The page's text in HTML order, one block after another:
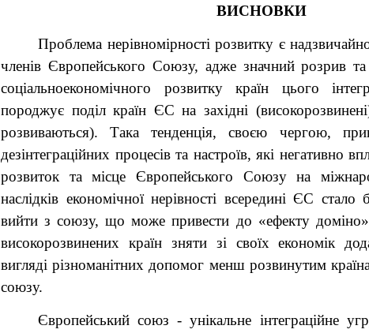
ВИСНОВКИ
Проблема нерівномірності розвитку є
членів Європейського Союзу, адже значний розрив та
соціальноекономічного розвитку країн цього
породжує поділ країн ЄС на західні
розвиваються). Така тенденція, своєю чергою,
дезінтеграційних процесів та настроїв, які негативно
розвиток та місце Європейського Союзу на
наслідків економічної нерівності всередині ЄС стало
вийти з союзу, що може привести до «ефекту
високорозвинених країн зняти зі своїх економік
вигляді різноманітних допомог менш розвинутим
союзу.
Європейський союз - унікальне інтеграційне